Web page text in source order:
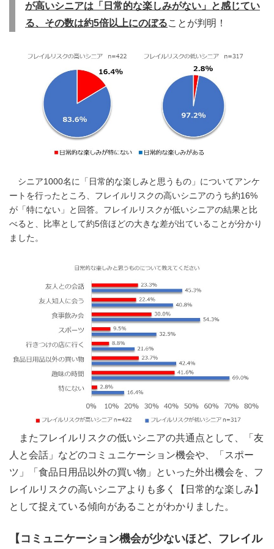
が高いシニアは「日常的な楽しみがない」と感じてい
る、その数は約5倍以上にのぼることが判明！
シニア1000名に「日常的な楽しみと思うもの」についてアンケ
ートを行ったところ、フレイルリスクの高いシニアのうち約16%
が「特にない」と回答。フレイルリスクが低いシニアの結果と比
べると、比率として約5倍ほどの大きな差が出ていることが分かり
ました。
またフレイルリスクの低いシニアの共通点として、「友
人と会話」などのコミュニケーション機会や、「スポー
ツ」「食品日用品以外の買い物」といった外出機会を、フ
レイルリスクの高いシニアよりも多く【日常的な楽しみ】
として捉えている傾向があることがわかりました。
【コミュニケーション機会が少ないほど、フレイル